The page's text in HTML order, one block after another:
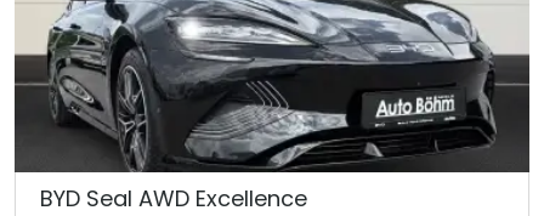
BYD Seal AWD Excellence